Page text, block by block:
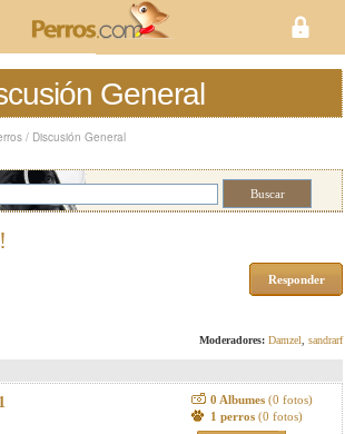
General
/ Discusión General
Responder
Moderadores: Damzel sandrarf
0 Albumes (0 fotos)
1 perros (0 fotos)